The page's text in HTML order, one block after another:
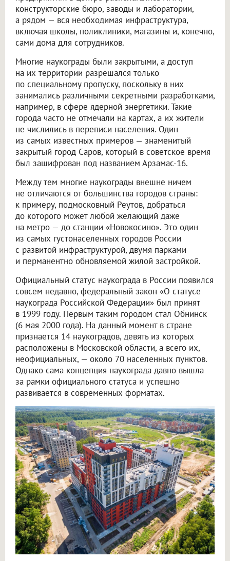
конструкторские бюро, заводы и лаборатории,
а рядом — вся необходимая инфраструктура,
включая школы, поликлиники, магазины и, конечно,
сами дома для сотрудников.
Многие наукограды были закрытыми, а доступ
на их территории разрешался только
по специальному пропуску, поскольку в них
занимались различными секретными разработками,
например, в сфере ядерной энергетики. Такие
города часто не отмечали на картах, а их жители
не числились в переписи населения. Один
из самых известных примеров — знаменитый
закрытый город Саров, который в советское время
был зашифрован под названием Арзамас-16.
Между тем многие наукограды внешне ничем
не отличаются от большинства городов страны:
к примеру, подмосковный Реутов, добраться
до которого может любой желающий даже
на метро — до станции «Новокосино». Это один
из самых густонаселенных городов России
с развитой инфраструктурой, двумя парками
и перманентно обновляемой жилой застройкой.
Официальный статус наукограда в России появился
совсем недавно, федеральный закон «О статусе
наукограда Российской Федерации» был принят
в 1999 году. Первым таким городом стал Обнинск
(6 мая 2000 года). На данный момент в стране
признается 14 наукоградов, девять из которых
расположены в Московской области, а всего их,
неофициальных, — около 70 населенных пунктов.
Однако сама концепция наукограда давно вышла
за рамки официального статуса и успешно
развивается в современных форматах.